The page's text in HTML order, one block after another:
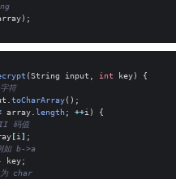
);
(String input int key)
{
符
toCharArray();
array length; ++i )
{
码值
[i ] ;
如 b->a
key;
char